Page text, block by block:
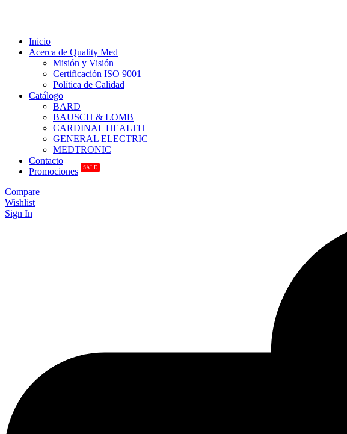
Inicio
Acerca de Quality Med
Misión y Visión
Certificación ISO 9001
Política de Calidad
Catálogo
BARD
BAUSCH & LOMB
CARDINAL HEALTH
GENERAL ELECTRIC
MEDTRONIC
Contacto
Promociones
SALE
Compare
Wishlist
Sign In